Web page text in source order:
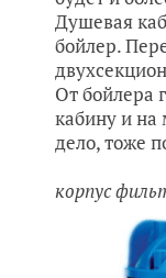
Душевая
бойлер.
От бойлера
кабину и на
дело, тоже
корпус